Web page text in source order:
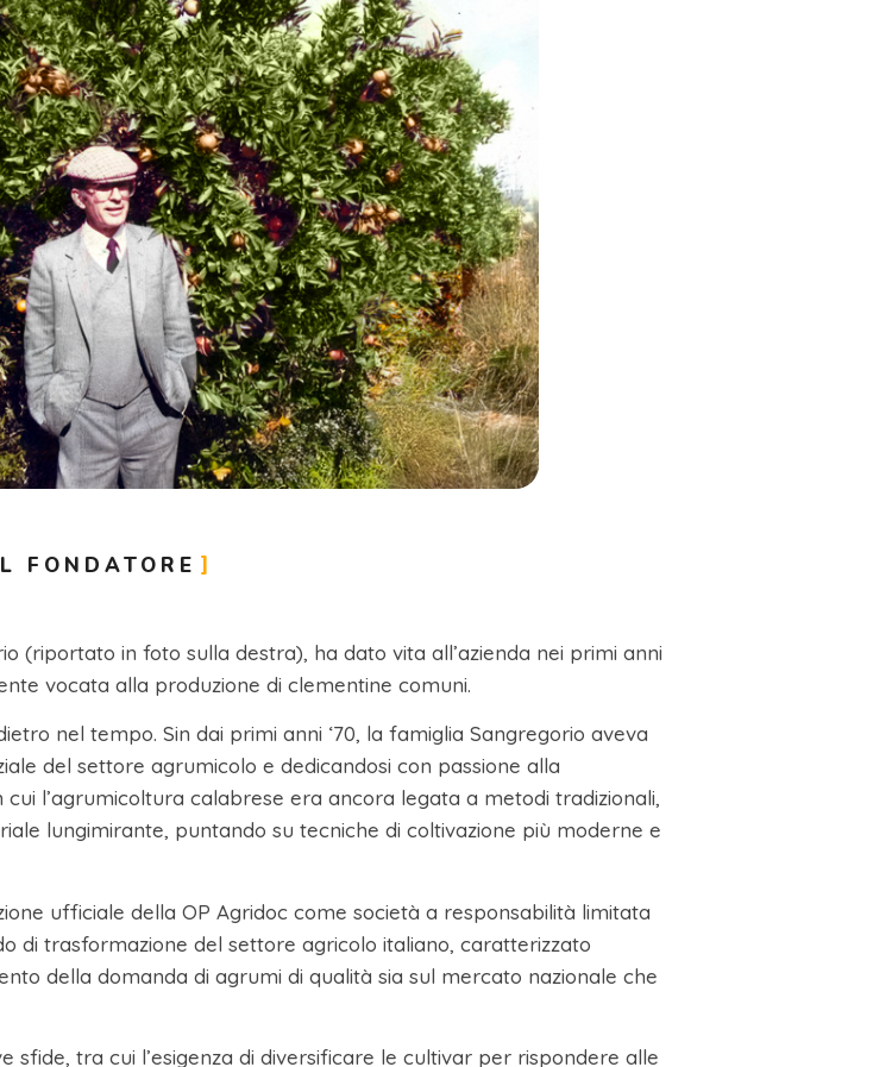
FONDATORE
(riportato in foto sulla destra), ha dato vita all’azienda nei primi anni
vocata alla produzione di clementine comuni.
nel tempo. Sin dai primi anni ‘70, la famiglia Sangregorio aveva
del settore agrumicolo e dedicandosi con passione alla
l’agrumicoltura calabrese era ancora legata a metodi tradizionali,
lungimirante, puntando su tecniche di coltivazione più moderne e
ufficiale della OP Agridoc come società a responsabilità limitata
di trasformazione del settore agricolo italiano, caratterizzato
della domanda di agrumi di qualità sia sul mercato nazionale che
sfide, tra cui l’esigenza di diversificare le cultivar per rispondere alle